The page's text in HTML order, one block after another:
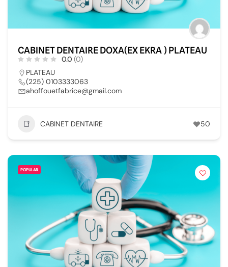
CABINET DENTAIRE DOXA(EX EKRA ) PLATEAU
0.0 (0)
PLATEAU
(225) 0103333063
ahoffouetfabrice@gmail.com
CABINET DENTAIRE 50
POPULAR